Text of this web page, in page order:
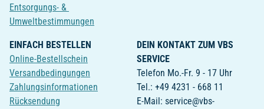
Entsorgungs- &
Umweltbestimmungen
EINFACH BESTELLEN
Online-Bestellschein
Versandbedingungen
Zahlungsinformationen
Rücksendung
DEIN KONTAKT ZUM VBS
SERVICE
Telefon Mo.-Fr. 9 - 17 Uhr
Tel.: +49 4231 - 668 11
E-Mail: service@vbs-